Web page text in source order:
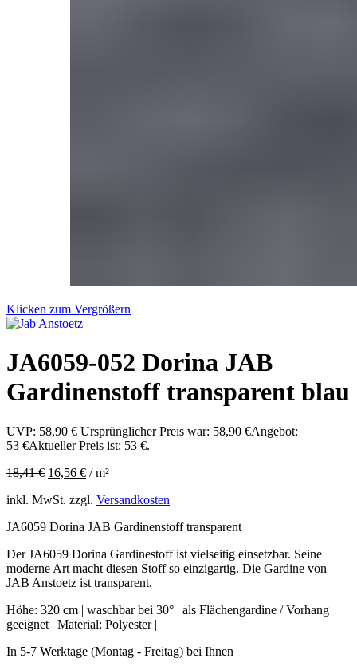
Klicken zum Vergrößern
JA6059-052 Dorina JAB
Gardinenstoff transparent blau
UVP: 58,90€ Ursprünglicher Preis war: 58,90 €Angebot:
53 €Aktueller Preis ist: 53 €.
18,41€ 16,56 € /m²
inkl. MwSt. zzgl. Versandkosten
JA6059 Dorina JAB Gardinenstoff transparent
Der JA6059 Dorina Gardinestoff ist vielseitig einsetzbar. Seine
moderne Art macht diesen Stoff so einzigartig. Die Gardine von
JAB Anstoetz ist transparent.
Höhe: 320 cm | waschbar bei 30° | als Flächengardine / Vorhang
geeignet | Material: Polyester |
In 5-7 Werktage (Montag - Freitag) bei Ihnen